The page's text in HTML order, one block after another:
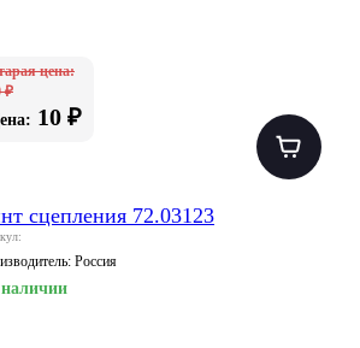
цена:
₽
10 ₽
сцепления 72.03123
Россия